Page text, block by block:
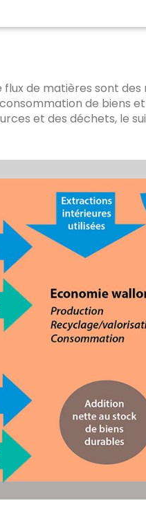
de
flux de matières sont
de biens
et des déchets, le